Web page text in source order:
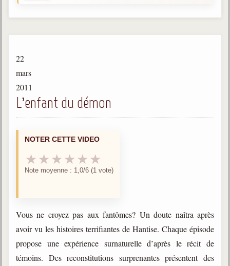
Divaldo Franco
Bibliothèque
Bibliothèque spirite
Documents
Newsletters
Sujets du mois
22
mars
2011
L’enfant du démon
NOTER CETTE VIDEO
★ ★ ★ ★ ★ ★
Note moyenne : 1,0/6 (1 vote)
Vous ne croyez pas aux fantômes? Un doute naîtra après
avoir vu les histoires terrifiantes de Hantise. Chaque épisode
propose une expérience surnaturelle d’après le récit de
témoins. Des reconstitutions surprenantes présentent des